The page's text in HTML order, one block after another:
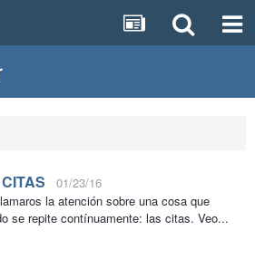
01/23/16
la atención sobre una cosa que
se repite contínuamente: las citas. Veo...